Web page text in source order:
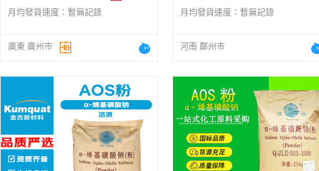
月均發貨速度： 暫無記錄
廣東 廣州市
月均發貨速度： 暫無記錄
河南 鄭州市